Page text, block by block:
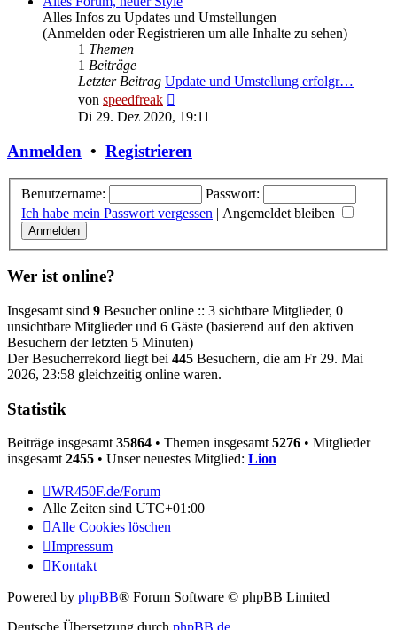
Alles Infos zu Updates und Umstellungen
(Anmelden oder Registrieren um alle Inhalte zu sehen)
1 Themen
1 Beiträge
Letzter Beitrag Update und Umstellung erfolgr…
von speedfreak
Beitrag
Di 29. Dez 2020, 19:11
Anmelden • Registrieren
Benutzername:
Passwort:
Ich habe mein Passwort vergessen | Angemeldet bleiben
Wer ist online?
Insgesamt sind 9 Besucher online :: 3 sichtbare Mitglieder, 0
unsichtbare Mitglieder und 6 Gäste (basierend auf den aktiven
Besuchern der letzten 5 Minuten)
Der Besucherrekord liegt bei 445 Besuchern, die am Fr 29. Mai
2026, 23:58 gleichzeitig online waren.
Statistik
Beiträge insgesamt 35864 • Themen insgesamt 5276 • Mitglieder
insgesamt 2455 • Unser neuestes Mitglied: Lion
WR450F.de/Forum
Alle Zeiten sind UTC+01:00
Alle Cookies löschen
Impressum
Kontakt
Powered by phpBB® Forum Software © phpBB Limited